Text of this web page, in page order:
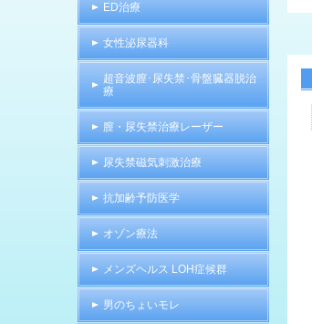
ED治療
女性泌尿器科
超音波膣･尿失禁･骨盤臓器脱治
療
膣・尿失禁治療レーザー
尿失禁磁気刺激治療
抗加齢予防医学
オゾン療法
メンズヘルス LOH症候群
男のちょいモレ